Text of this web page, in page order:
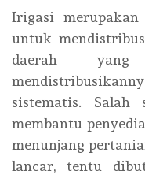
Irigasi
untuk
daerah yang
sistematis.
membantu
menunjang
lancar, tentu